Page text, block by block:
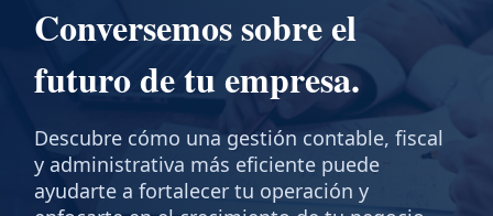
Conversemos sobre el
futuro de tu empresa.
Descubre cómo una gestión contable, fiscal
y administrativa más eficiente puede
ayudarte a fortalecer tu operación y